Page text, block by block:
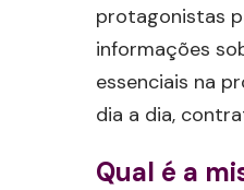
protagonistas
informações
essenciais na
dia a dia,
Qual é a